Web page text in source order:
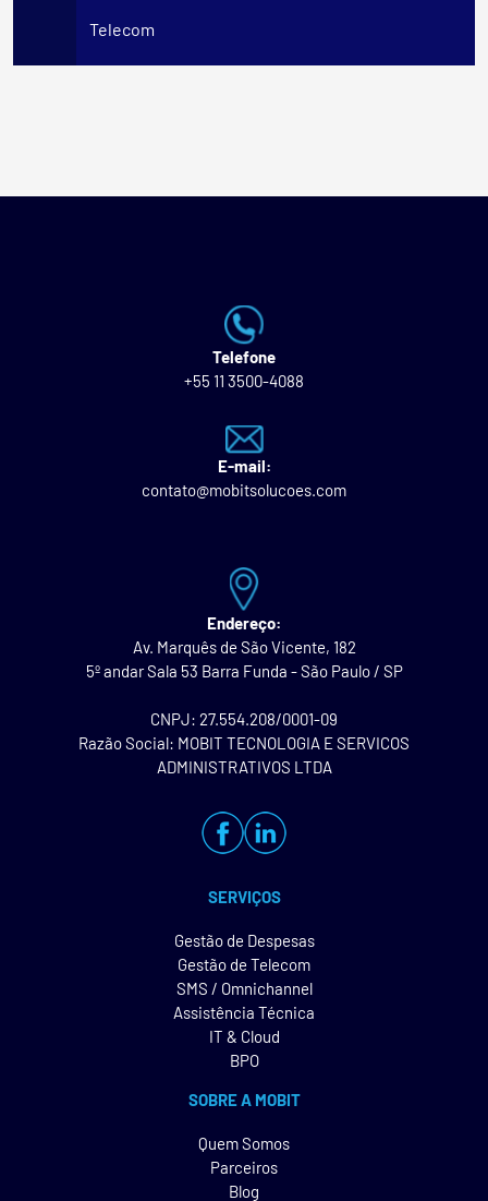
Telecom
Telefone
+55 11 3500-4088
E-mail:
contato@mobitsolucoes.com
Endereço:
Av. Marquês de São Vicente, 182
5º andar Sala 53 Barra Funda - São Paulo / SP
CNPJ: 27.554.208/0001-09
Razão Social: MOBIT TECNOLOGIA E SERVICOS
ADMINISTRATIVOS LTDA
SERVIÇOS
Gestão de Despesas
Gestão de Telecom
SMS / Omnichannel
Assistência Técnica
IT & Cloud
BPO
SOBRE A MOBIT
Quem Somos
Parceiros
Blog